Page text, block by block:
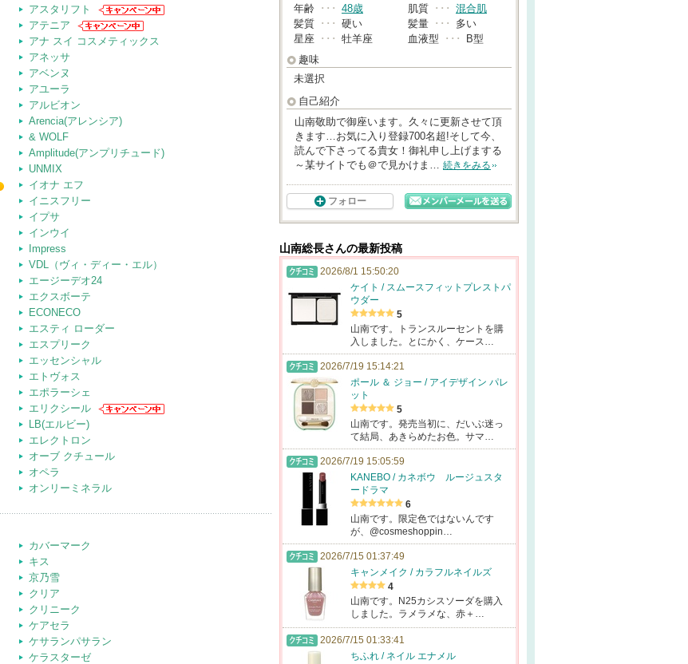
アスタリフト
アテニア
アナ スイ コスメティックス
アネッサ
アベンヌ
アユーラ
アルビオン
Arencia(アレンシア)
& WOLF
Amplitude(アンプリチュード)
UNMIX
イオナ エフ
イニスフリー
イプサ
インウイ
Impress
VDL（ヴィ・ディー・エル）
エージーデオ24
エクスボーテ
ECONECO
エスティ ローダー
エスプリーク
エッセンシャル
エトヴォス
エポラーシェ
エリクシール
LB(エルビー)
エレクトロン
オーブ クチュール
オペラ
オンリーミネラル
カバーマーク
キス
京乃雪
クリア
クリニーク
ケアセラ
ケサランパサラン
ケラスターゼ
年齢 ･･･ 48歳 肌質 ･･･ 混合肌
髪質 ･･･ 硬い 髪量 ･･･
多い
星座 ･･･ 牡羊座 血液型 ･･･
B型
趣味
未選択
自己紹介
山南敬助で御座います。久々に更新させて頂
きます…お気に入り登録700名超!そして今、
読んで下さってる貴女！御礼申し上げまする
～某サイトでも＠で見かけま… 続きをみる
フォロー
山南総長さんの最新投稿
2026/8/1 15:50:20
ケイト / スムースフィットプレストパ
ウダー
5
山南です。トランスルーセントを購
入しました。とにかく、ケース…
2026/7/19 15:14:21
ポール ＆ ジョー / アイデザイン パレ
ット
5
山南です。発売当初に、だいぶ迷っ
て結局、あきらめたお色。サマ…
2026/7/19 15:05:59
KANEBO / カネボウ ルージュスタ
ードラマ
6
山南です。限定色ではないんです
が、@cosmeshoppin…
2026/7/15 01:37:49
キャンメイク / カラフルネイルズ
4
山南です。N25カシスソーダを購入
しました。ラメラメな、赤＋…
2026/7/15 01:33:41
ちふれ / ネイル エナメル